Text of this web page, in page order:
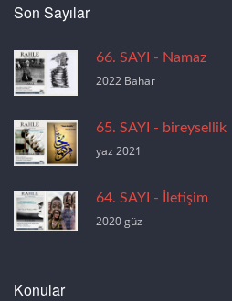
Son Sayılar
66. SAYI - Namaz
2022 Bahar
65. SAYI - bireysellik
yaz 2021
64. SAYI - İletişim
2020 güz
Konular